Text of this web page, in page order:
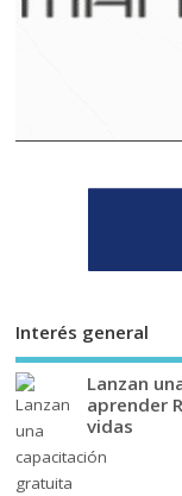
Interés general
Lanzan
aprender
vidas